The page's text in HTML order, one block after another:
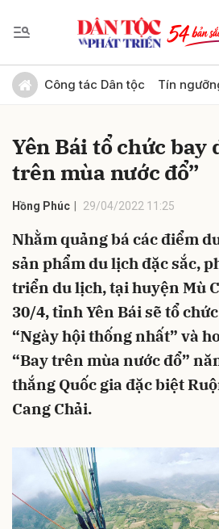
Công tác Dân tộc Tín
Yên Bái tổ chức bay
trên mùa nước đổ”
Hồng Phúc 29/04/2022 11:25
Nhằm quảng bá các điểm
sản phẩm du lịch đặc sắc,
triển du lịch, tại huyện Mù
30/4, tỉnh Yên Bái sẽ tổ
“Ngày hội thống nhất” và
“Bay trên mùa nước đổ”
thắng Quốc gia đặc biệt
Cang Chải.
Gửi bình luận